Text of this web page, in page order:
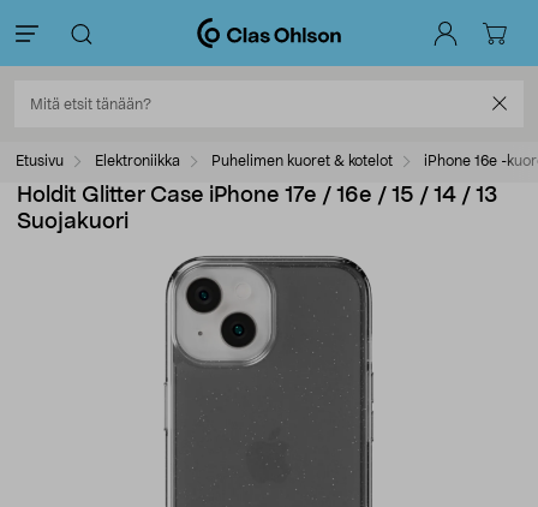
Etusivu Elektroniikka Puhelimen kuoret & kotelot iPhone 16e -
Holdit Glitter Case iPhone 17e / 16e / 15 / 14 / 13
Suojakuori